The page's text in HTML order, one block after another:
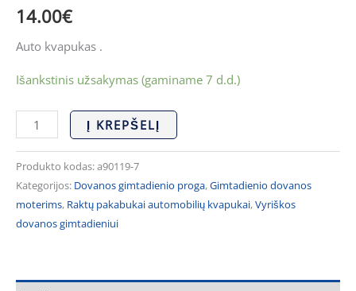
14.00€
Auto kvapukas .
Išankstinis užsakymas (gaminame 7 d.d.)
Į KREPŠELĮ
Produkto kodas:a90119-7
Kategorijos: Dovanos gimtadienio proga,Gimtadienio dovanos
moterims, Raktų pakabukai automobilių kvapukai,Vyriškos
dovanos gimtadieniui